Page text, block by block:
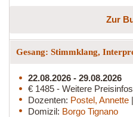
Zur
Gesang: Stimmklang,
22.08.2026 - 29.08.2026
€ 1485 - Weitere Preisinfos
Dozenten: Postel, Annette |
Domizil: Borgo Tignano